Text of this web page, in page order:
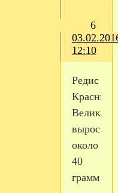
6
12:10
Редис
Красный
Великан
вырос
около
40
грамм